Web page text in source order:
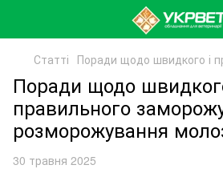
Статті Поради щодо швидкого і
Поради щодо
правильного
розморожування
30 травня 2025